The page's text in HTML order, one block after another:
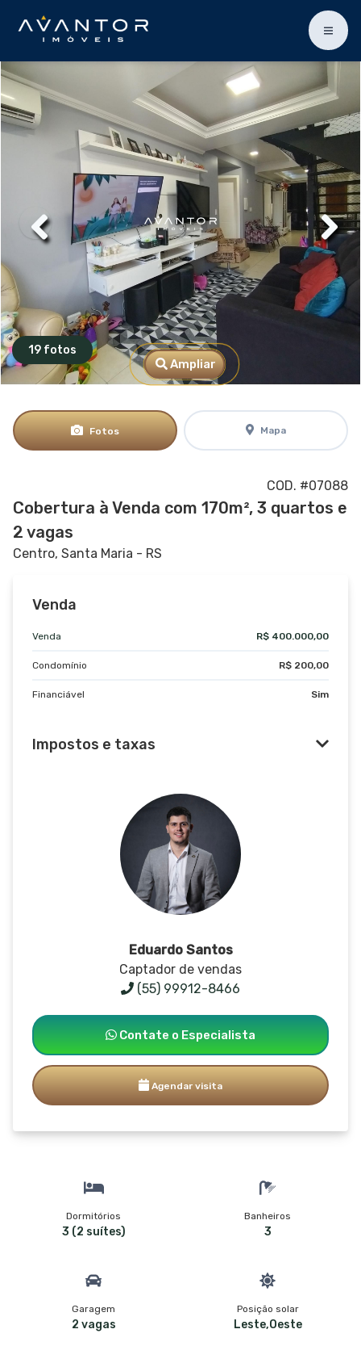
19 fotos
Ampliar
Fotos Mapa
COD. #07088
Cobertura à Venda com 170m², 3 quartos e
2 vagas
Centro, Santa Maria - RS
Venda
Venda R$ 400.000,00
Condomínio R$ 200,00
Financiável Sim
Impostos e taxas
Eduardo Santos
Captador de vendas
(55) 99912-8466
Contate o Especialista
Agendar visita
Dormitórios
3 (2 suítes)
Banheiros
3
Garagem
2 vagas
Posição solar
Leste,Oeste